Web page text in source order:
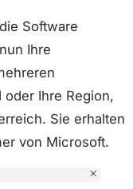
Software
Ihre
oder Ihre Region,
Sie erhalten
von Microsoft.